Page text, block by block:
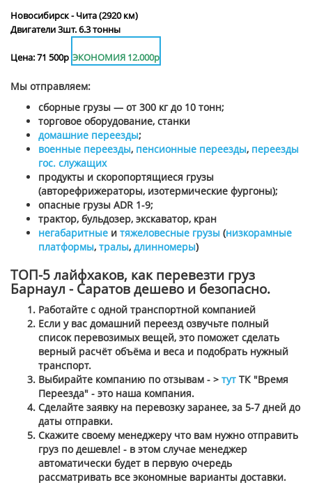
Новосибирск - Чита (2920 км)
Двигатели 3шт. 6.3 тонны
Цена: 71 500р ЭКОНОМИЯ 12.000р
Мы отправляем:
сборные грузы — от 300 кг до 10 тонн;
торговое оборудование, станки
домашние переезды;
военные переезды, пенсионные переезды, переезды
гос. служащих
продукты и скоропортящиеся грузы
(авторефрижераторы, изотермические фургоны);
опасные грузы ADR 1-9;
трактор, бульдозер, экскаватор, кран
негабаритные и тяжеловесные грузы (низкорамные
платформы, тралы, длинномеры)
ТОП-5 лайфхаков, как перевезти груз
Барнаул - Саратов дешево и безопасно.
Работайте с одной транспортной компанией
Если у вас домашний переезд озвучьте полный
список перевозимых вещей, это поможет сделать
верный расчёт объёма и веса и подобрать нужный
транспорт.
Выбирайте компанию по отзывам - > тут ТК "Время
Переезда" - это наша компания.
Сделайте заявку на перевозку заранее, за 5-7 дней до
даты отправки.
Скажите своему менеджеру что вам нужно отправить
груз по дешевле! - в этом случае менеджер
автоматически будет в первую очередь
рассматривать все экономные варианты доставки.